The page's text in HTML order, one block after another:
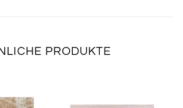
PRODUKTE